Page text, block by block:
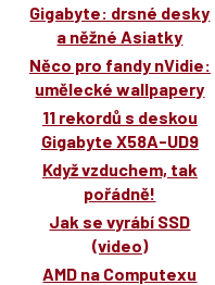
Gigabyte: drsné desky
a něžné Asiatky
Něco pro fandy nVidie:
umělecké wallpapery
11 rekordů s deskou
Gigabyte X58A-UD9
Když vzduchem, tak
pořádně!
Jak se vyrábí SSD
(video)
AMD na Computexu